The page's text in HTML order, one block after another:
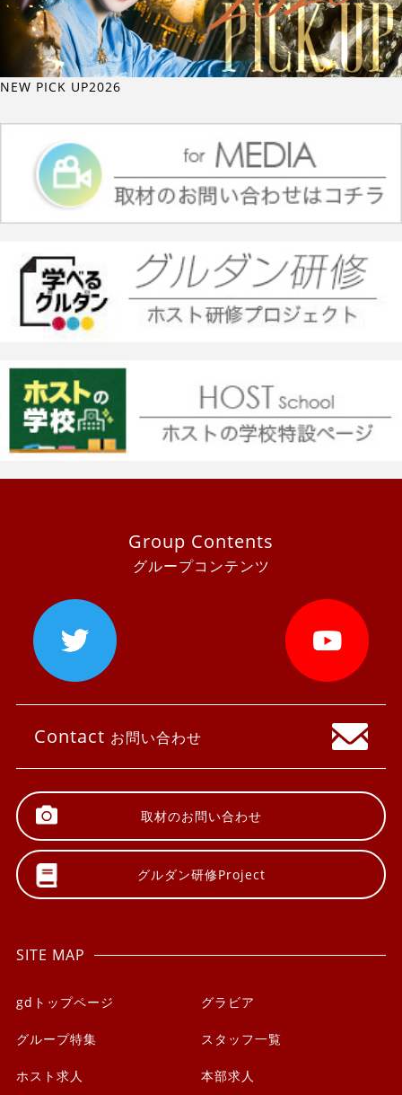
NEW PICK UP2026
Group Contents
グループコンテンツ
Contact お問い合わせ
取材のお問い合わせ
グルダン研修Project
SITE MAP
gdトップページ グラビア
グループ特集 スタッフ一覧
ホスト求人 本部求人